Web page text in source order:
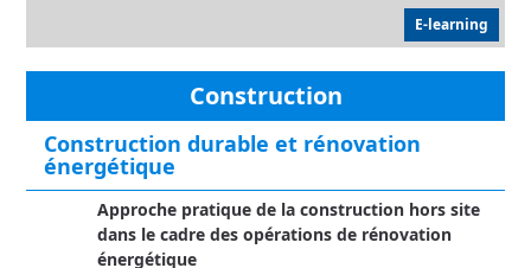
E-learning
Construction
Construction durable et rénovation
énergétique
Approche pratique de la construction hors site
dans le cadre des opérations de rénovation
énergétique